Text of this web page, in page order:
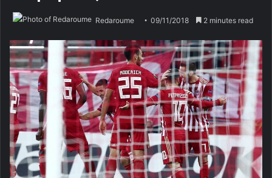
Redaroume 09/11/2018 2 minutes read